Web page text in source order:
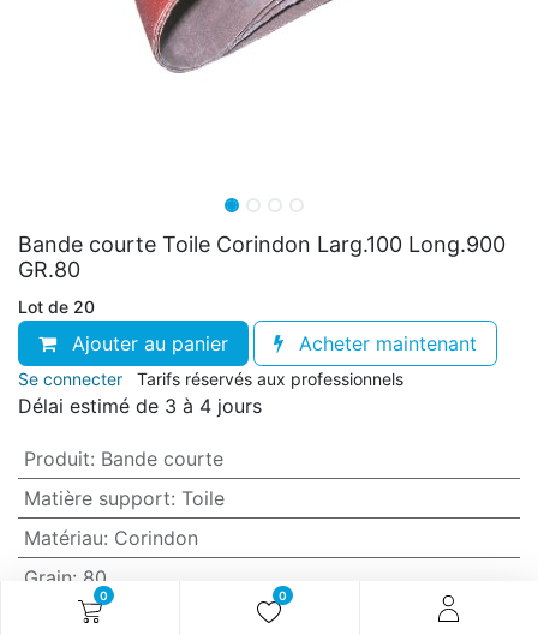
0 0
Bande courte Toile Corindon Larg.100 Long.900
GR.80
Lot de 20
Ajouter au panier Acheter maintenant
Se connecter Tarifs réservés aux professionnels
Délai estimé de 3 à 4 jours
Produit: Bande courte
Matière support: Toile
Matériau: Corindon
Grain: 80
Anti-encrassement
Non (standard)